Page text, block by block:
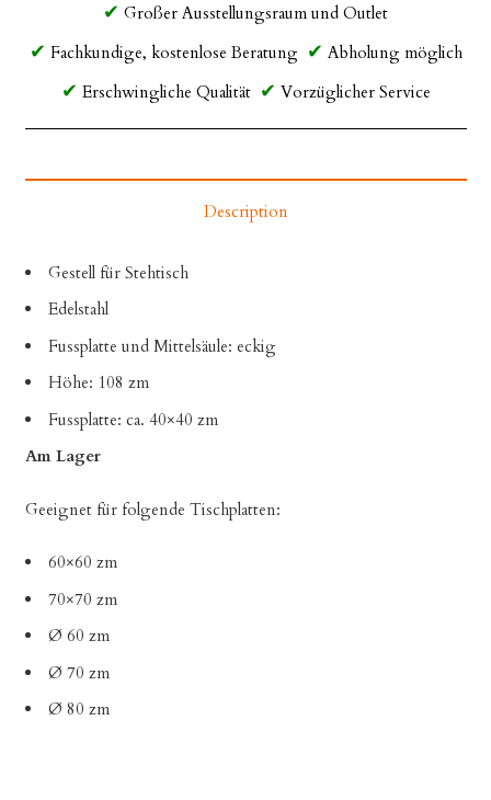
Großer Ausstellungsraum und Outlet
Fachkundige, kostenlose Beratung
Abholung möglich
Erschwingliche Qualität
Vorzüglicher Service
Description
Gestell für Stehtisch
Edelstahl
Fussplatte und Mittelsäule: eckig
Höhe: 108 zm
Fussplatte: ca. 40×40 zm
Am Lager
Geeignet für folgende Tischplatten:
60×60 zm
70×70 zm
Ø 60 zm
Ø 70 zm
Ø 80 zm